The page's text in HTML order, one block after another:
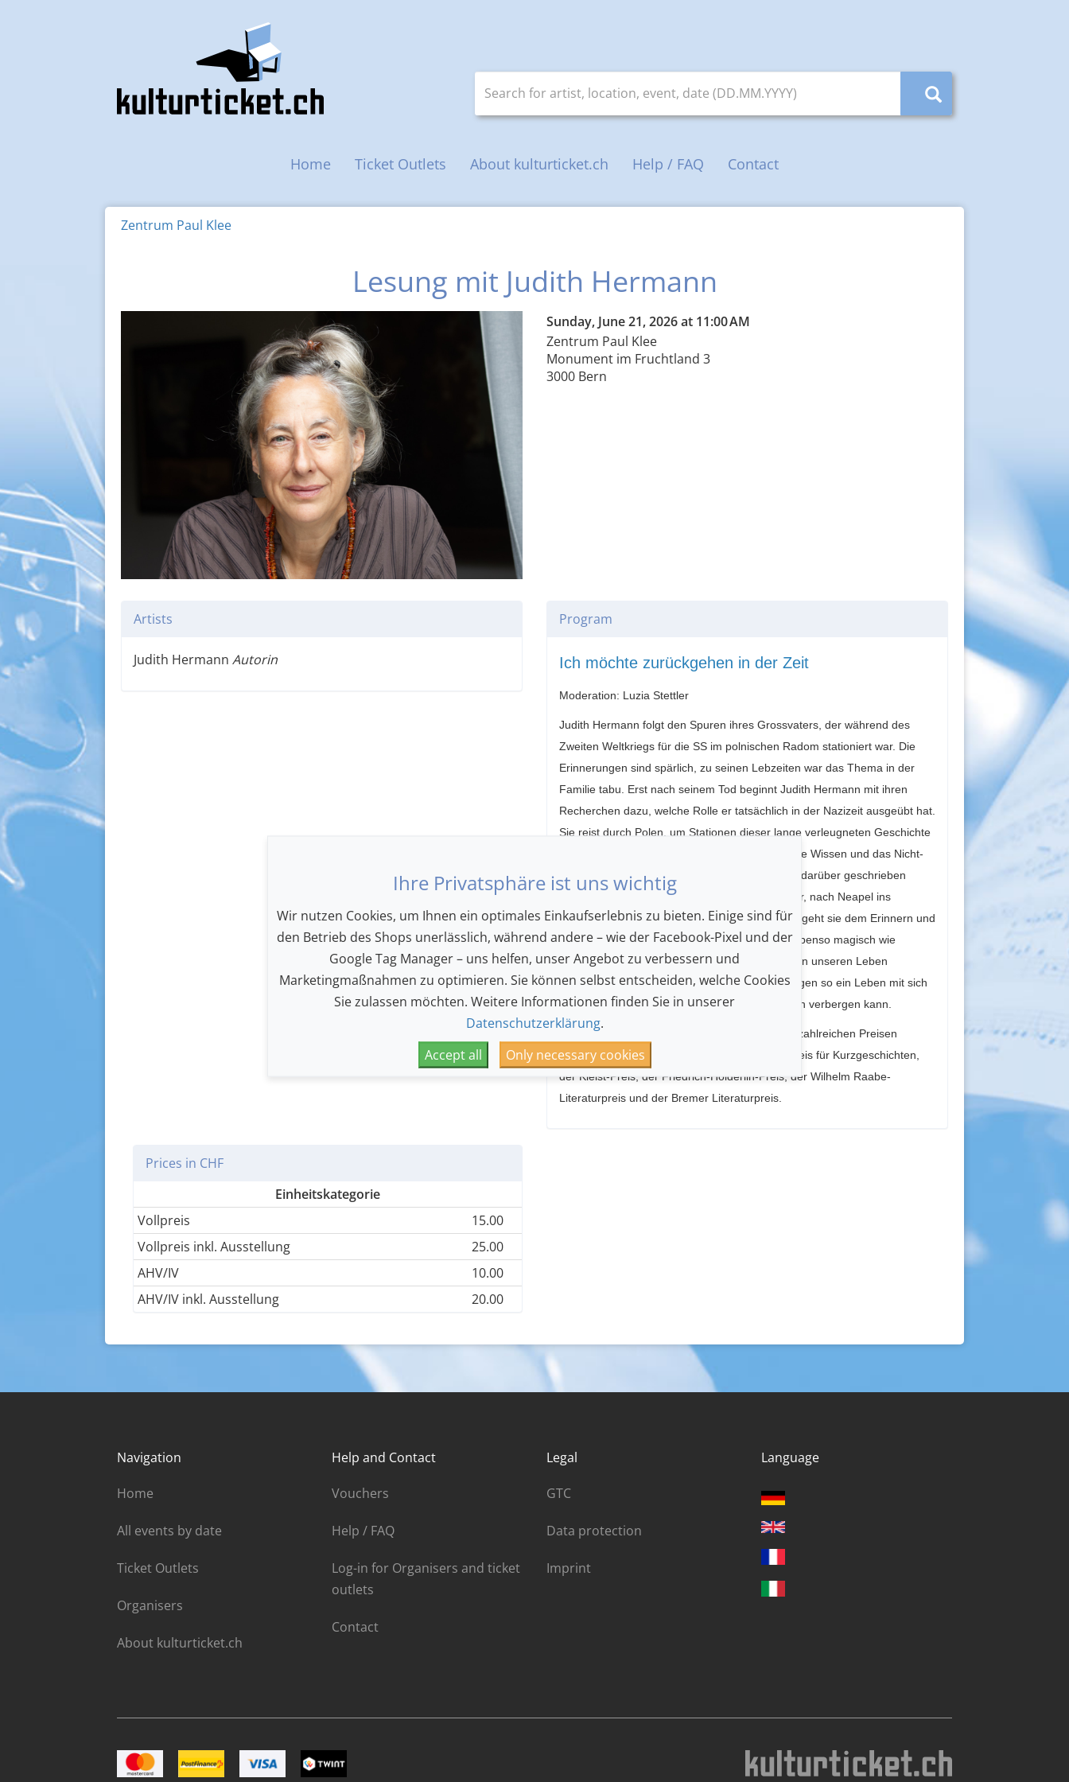
Main navigationHome Ticket Outlets About kulturticket.ch Help / FAQ Contact
Zentrum Paul Klee
Lesung mit Judith Hermann
Sunday, June 21, 2026 at 11:00 AM
Zentrum Paul Klee
Monument im Fruchtland 3
3000 Bern
Artists
Judith Hermann Autorin
Program
Ich möchte zurückgehen in der Zeit
Moderation: Luzia Stettler
Judith Hermann folgt den Spuren ihres Grossvaters, der während des
Zweiten Weltkriegs für die SS im polnischen Radom stationiert war. Die
Erinnerungen sind spärlich, zu seinen Lebzeiten war das Thema in der
Familie tabu. Erst nach seinem Tod beginnt Judith Hermann mit ihren
Recherchen dazu, welche Rolle er tatsächlich in der Nazizeit ausgeübt hat.
Sie reist durch Polen, um Stationen dieser lange verleugneten Geschichte
aufzusuchen. Welche Auswirkung hat das wenige Wissen und das Nicht-
Darüber-Sprechen in der Familie, und wie kann darüber geschrieben
werden? Kurz darauf reist sie zu ihrer Schwester, nach Neapel ins
italienische Frühlingslicht. In vielen Gesprächen geht sie dem Erinnern und
Vergessen der folgenden Generationen nach. Ebenso magisch wie
magnetisch erzählt sie davon, wie fragil wir uns in unseren Leben
einrichten und welche Brüche und Beschädigungen so ein Leben mit sich
bringt. Und sie zeigt, welche Schönheit sich darin verbergen kann.
Judith Hermann (*1970) wurde für ihr Werk mit zahlreichen Preisen
ausgezeichnet, darunter der dänische Blixen-Preis für Kurzgeschichten,
der Kleist-Preis, der Friedrich-Hölderlin-Preis, der Wilhelm Raabe-
Literaturpreis und der Bremer Literaturpreis.
Prices in CHF
Einheitskategorie
Vollpreis
15.00
Vollpreis inkl. Ausstellung
25.00
AHV/IV
10.00
AHV/IV inkl. Ausstellung
20.00
Navigation
Home
All events by date
Ticket Outlets
Organisers
About kulturticket.ch
Help and Contact
Vouchers
Help / FAQ
Log-in for Organisers and ticket
outlets
Contact
Legal
GTC
Data protection
Imprint
Language
Image MastercardImage Postfinance
Image VISAImage TWINT
Ihre Privatsphäre ist uns wichtig
Wir nutzen Cookies, um Ihnen ein optimales Einkaufserlebnis zu bieten. Einige sind für
den Betrieb des Shops unerlässlich, während andere – wie der Facebook-Pixel und der
Google Tag Manager – uns helfen, unser Angebot zu verbessern und
Marketingmaßnahmen zu optimieren. Sie können selbst entscheiden, welche Cookies
Sie zulassen möchten. Weitere Informationen finden Sie in unserer
Datenschutzerklärung.
Accept all
Only necessary cookies